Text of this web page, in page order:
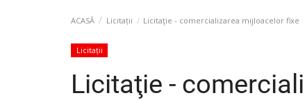
ACASĂ Licitații Licitaţie - comercializarea mijloacelor fixe
Licitații
Licitaţie -